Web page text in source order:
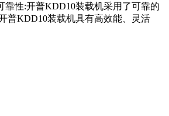
性:开普KDD10装载机采用了可靠的
普KDD10装载机具有高效能、灵活